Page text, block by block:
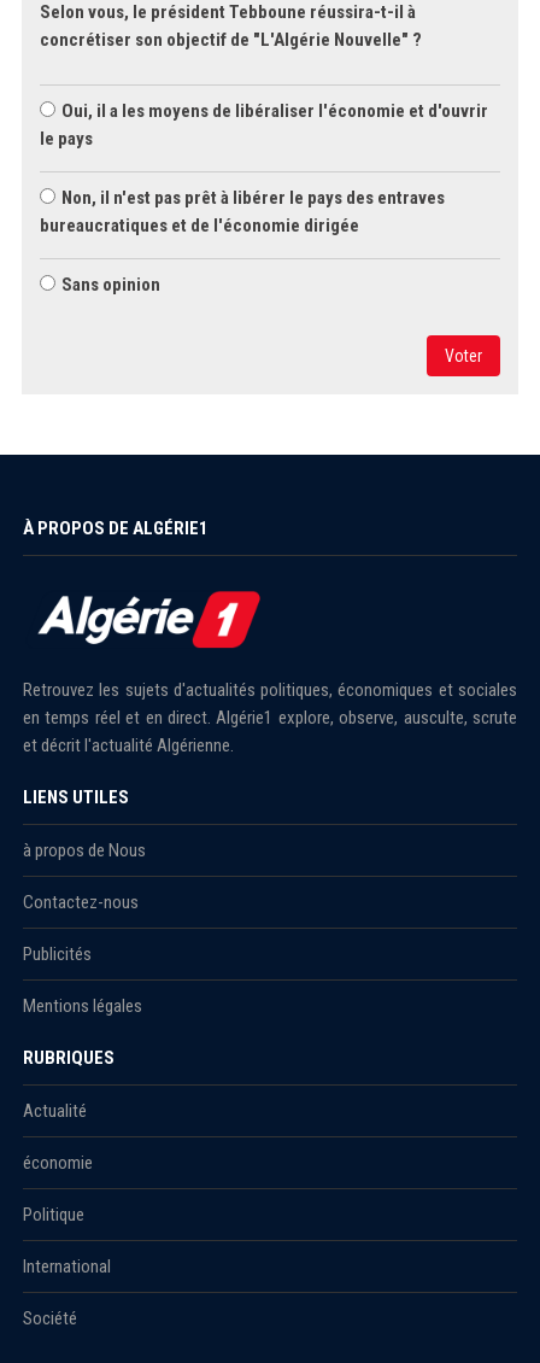
Selon vous, le président Tebboune réussira-t-il à
concrétiser son objectif de "L'Algérie Nouvelle" ?
Oui, il a les moyens de libéraliser l'économie et d'ouvrir
le pays
Non, il n'est pas prêt à libérer le pays des entraves
bureaucratiques et de l'économie dirigée
Sans opinion
Voter
À PROPOS DE ALGÉRIE1
Retrouvez les sujets d'actualités politiques, économiques et sociales
en temps réel et en direct. Algérie1 explore, observe, ausculte, scrute
et décrit l'actualité Algérienne.
LIENS UTILES
à propos de Nous
Contactez-nous
Publicités
Mentions légales
RUBRIQUES
Actualité
économie
Politique
International
Société